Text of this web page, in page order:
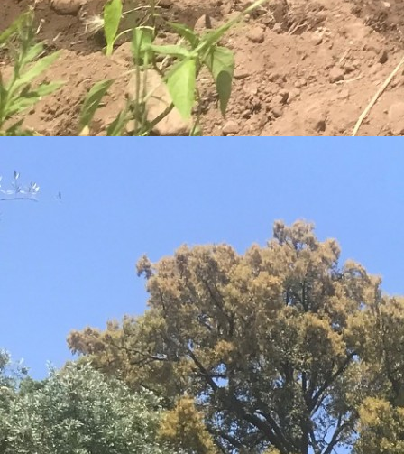
© Azeite Castelo de Marvão 2026. Todos os direitos reservados.
Produtos com iva incluído à taxa em vigor.
Sociedade Agrícola António Picado Nunes lda
Monte de Cima, Galegos, Marvão, 7330-063/ RNAAT 380/2019
Powered by